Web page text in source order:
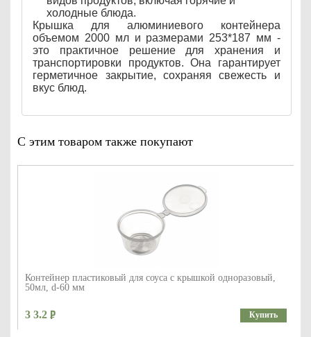
холодные блюда.
Крышка для алюминиевого контейнера
объемом 2000 мл и размерами 253*187 мм -
это практичное решение для хранения и
транспортировки продуктов. Она гарантирует
герметичное закрытие, сохраняя свежесть и
вкус блюд.
С этим товаром также покупают
Контейнер пластиковый для соуса с крышкой одноразовый,
50мл, d-60 мм
3 3.2 Купить